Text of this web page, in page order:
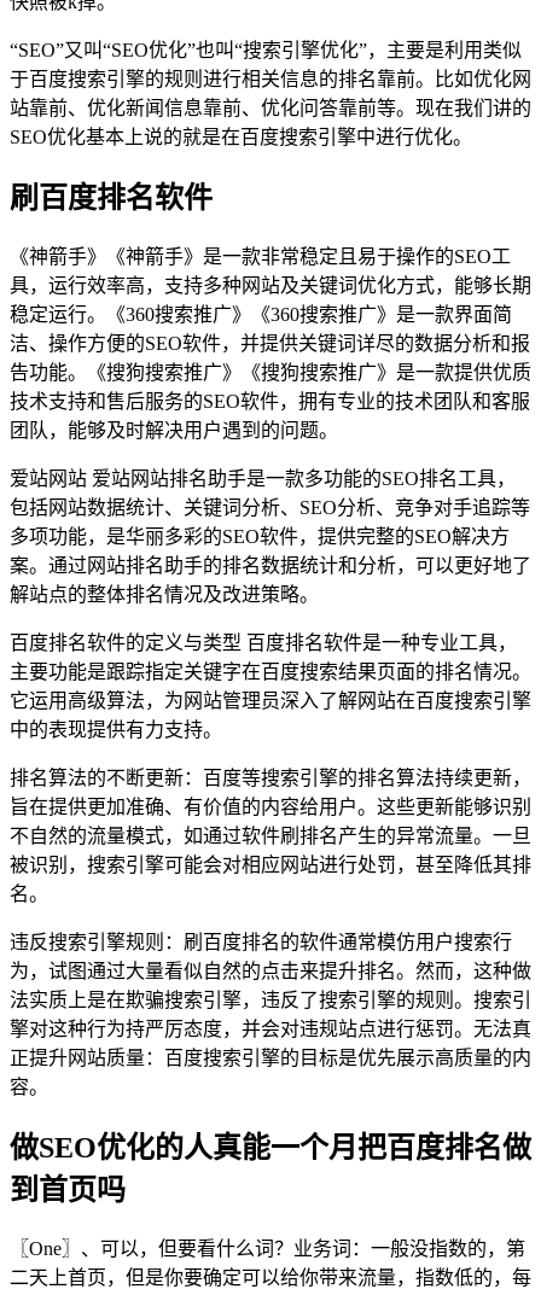
“SEO”又叫“SEO优化”也叫“搜索引擎优化”，主要是利用类似
于百度搜索引擎的规则进行相关信息的排名靠前。比如优化网
站靠前、优化新闻信息靠前、优化问答靠前等。现在我们讲的
SEO优化基本上说的就是在百度搜索引擎中进行优化。
刷百度排名软件
《神箭手》《神箭手》是一款非常稳定且易于操作的SEO工
具，运行效率高，支持多种网站及关键词优化方式，能够长期
稳定运行。《360搜索推广》《360搜索推广》是一款界面简
洁、操作方便的SEO软件，并提供关键词详尽的数据分析和报
告功能。《搜狗搜索推广》《搜狗搜索推广》是一款提供优质
技术支持和售后服务的SEO软件，拥有专业的技术团队和客服
团队，能够及时解决用户遇到的问题。
爱站网站 爱站网站排名助手是一款多功能的SEO排名工具，
包括网站数据统计、关键词分析、SEO分析、竞争对手追踪等
多项功能，是华丽多彩的SEO软件，提供完整的SEO解决方
案。通过网站排名助手的排名数据统计和分析，可以更好地了
解站点的整体排名情况及改进策略。
百度排名软件的定义与类型 百度排名软件是一种专业工具，
主要功能是跟踪指定关键字在百度搜索结果页面的排名情况。
它运用高级算法，为网站管理员深入了解网站在百度搜索引擎
中的表现提供有力支持。
排名算法的不断更新：百度等搜索引擎的排名算法持续更新，
旨在提供更加准确、有价值的内容给用户。这些更新能够识别
不自然的流量模式，如通过软件刷排名产生的异常流量。一旦
被识别，搜索引擎可能会对相应网站进行处罚，甚至降低其排
名。
违反搜索引擎规则：刷百度排名的软件通常模仿用户搜索行
为，试图通过大量看似自然的点击来提升排名。然而，这种做
法实质上是在欺骗搜索引擎，违反了搜索引擎的规则。搜索引
擎对这种行为持严厉态度，并会对违规站点进行惩罚。无法真
正提升网站质量：百度搜索引擎的目标是优先展示高质量的内
容。
做SEO优化的人真能一个月把百度排名做
到首页吗
〖One〗、可以，但要看什么词？业务词：一般没指数的，第
二天上首页，但是你要确定可以给你带来流量，指数低的，每